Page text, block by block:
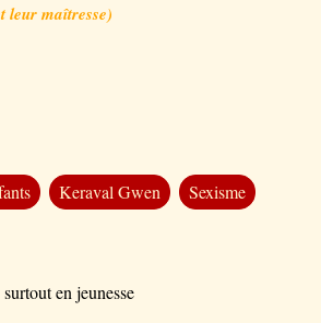
leur maîtresse)
Keraval Gwen
Sexisme
en jeunesse